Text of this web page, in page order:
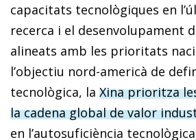
capacitats tecnològiques en
recerca i el desenvolupament
alineats amb les prioritats
l’objectiu nord-americà de
tecnològica, la Xina prioritza
la cadena global de valor
en l’autosuficiència